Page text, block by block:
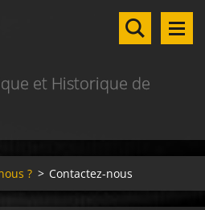
et Historique de
? > Contactez-nous